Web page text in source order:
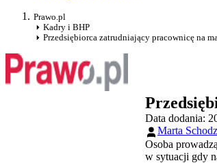
Prawo.pl
Kadry i BHP
Przedsiębiorca zatrudniający pracownicę na
Data dodania:
Marta
Osoba
w sytuacji gdy